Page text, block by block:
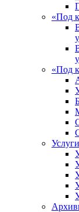
«Под
«Под